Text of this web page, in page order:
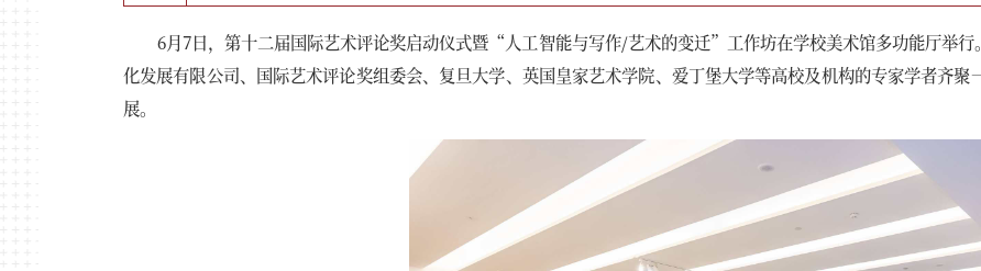
6月7日，第十二届国际艺术评论奖启动仪式暨“人工智能与写作/艺术的变迁”工作坊在学校美术馆多功能厅举
化发展有限公司、国际艺术评论奖组委会、复旦大学、英国皇家艺术学院、爱丁堡大学等高校及机构的专家学者齐
展。